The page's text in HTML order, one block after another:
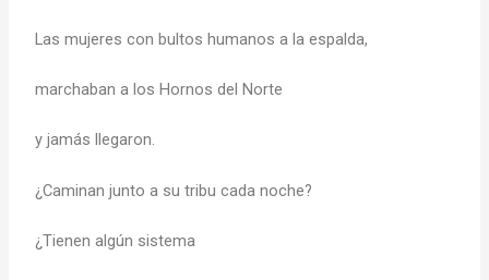
Las mujeres con bultos humanos a la espalda,
marchaban a los Hornos del Norte
y jamás llegaron.
¿Caminan junto a su tribu cada noche?
¿Tienen algún sistema